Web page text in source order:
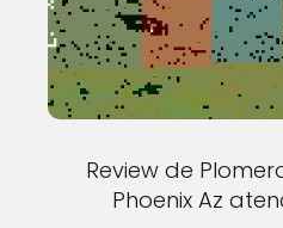
Review de
Phoenix Az